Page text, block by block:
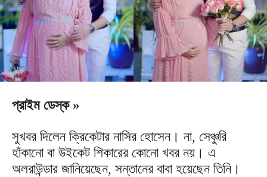
প্রাইম ডেস্ক »
সুখবর দিলেন ক্রিকেটার নাসির হোসেন। না, সেঞ্চুরি
হাঁকানো বা উইকেট শিকারের কোনো খবর নয়। এ
অলরাউন্ডার জানিয়েছেন, সন্তানের বাবা হয়েছেন তিনি।